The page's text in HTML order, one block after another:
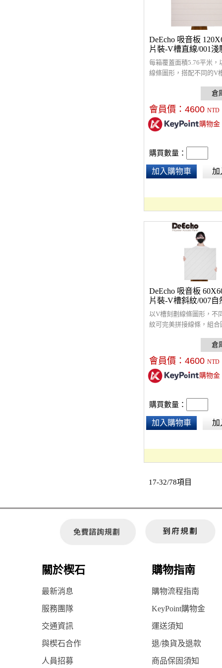
DeEcho 吸音板
片裝-V槽直線/001淺
每箱覆蓋面積5.76平米，
線條圖形，搭配不同的V
性。採9mm厚，5.5 kg高
音板，超強吸音材質，
改善室內回音問題，裝
絲防焰，通過環保及防焰
會員價： 4600 NTD
購物金
購買數量：
加入購物車 加
DeEcho 吸音板
片裝-V槽斜紋/007自
以V槽刻劃線條圖形，不
紋可完美拼接線條，組合
角，採9mm厚，5.5 kg高
維。改善室內回音問題，
高，原絲防焰，通過環
驗。每箱面積5.76平米。
會員價： 4600 NTD
購物金
購買數量：
加入購物車 加
17-32/78項目
關於楔石 購物指南
最新消息 購物流程指南
服務團隊 KeyPoint購物金
交通資訊 運送須知
與楔石合作 退/換貨及退款
人員招募 商品保固須知